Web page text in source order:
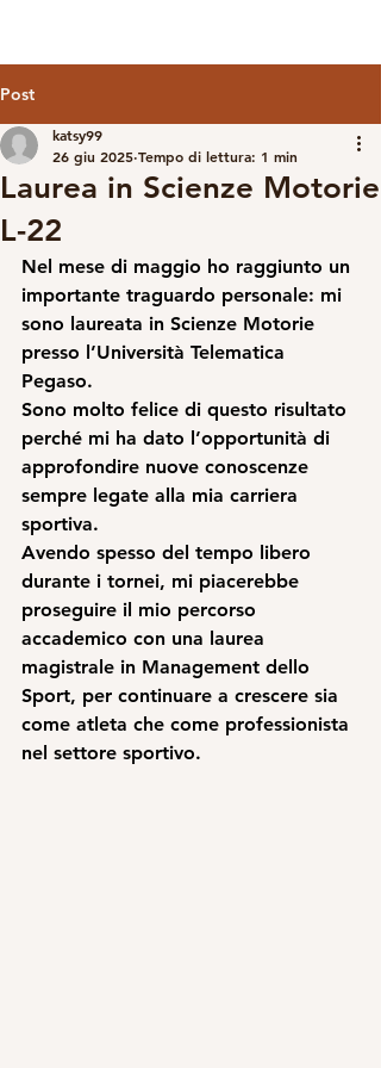
Post
Laurea in Scienze Motorie
L-22
katsy99
26 giu 2025 Tempo di lettura: 1 min
Nel mese di maggio ho raggiunto un
importante traguardo personale: mi
sono laureata in Scienze Motorie
presso l’Università Telematica
Pegaso.
Sono molto felice di questo risultato
perché mi ha dato l’opportunità di
approfondire nuove conoscenze
sempre legate alla mia carriera
sportiva.
Avendo spesso del tempo libero
durante i tornei, mi piacerebbe
proseguire il mio percorso
accademico con una laurea
magistrale in Management dello
Sport, per continuare a crescere sia
come atleta che come professionista
nel settore sportivo.